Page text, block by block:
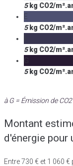
5kg CO2/
E
5kg CO2/
5kg CO2/
G
5kg CO2/
à G = Émission de
Montant
d'énergie pour
Entre 730 € et 1 060